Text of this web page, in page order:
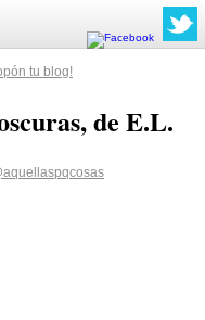
tu blog!
de E.L.